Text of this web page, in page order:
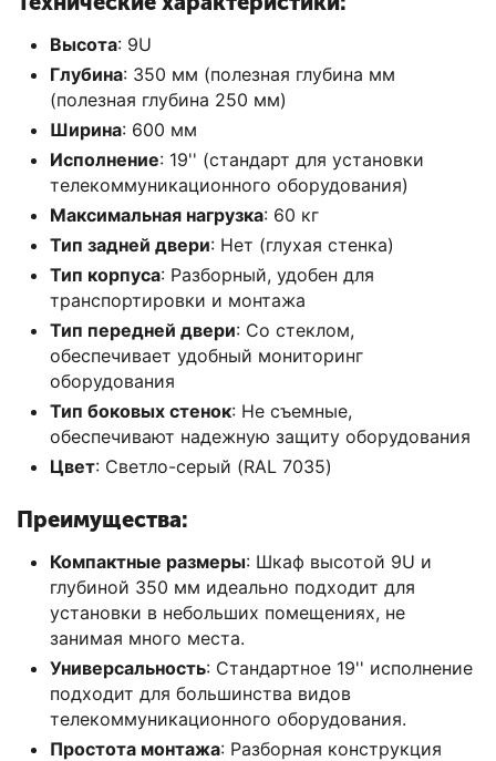
Высота: 9U
Глубина: 350 мм (полезная глубина мм
(полезная глубина 250 мм)
Ширина: 600 мм
Исполнение: 19'' (стандарт для установки
телекоммуникационного оборудования)
Максимальная нагрузка: 60 кг
Тип задней двери: Нет (глухая стенка)
Тип корпуса: Разборный, удобен для
транспортировки и монтажа
Тип передней двери: Со стеклом,
обеспечивает удобный мониторинг
оборудования
Тип боковых стенок: Не съемные,
обеспечивают надежную защиту оборудования
Цвет: Светло-серый (RAL 7035)
Преимущества:
Компактные размеры: Шкаф высотой 9U и
глубиной 350 мм идеально подходит для
установки в небольших помещениях, не
занимая много места.
Универсальность: Стандартное 19'' исполнение
подходит для большинства видов
телекоммуникационного оборудования.
Простота монтажа: Разборная конструкция